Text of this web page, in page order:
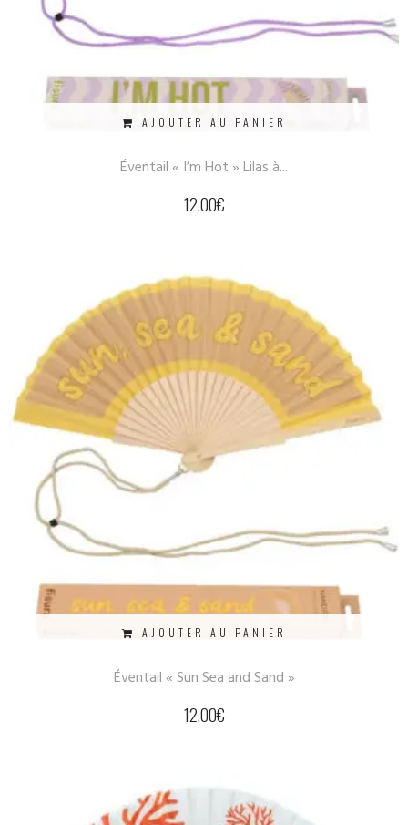
AJOUTER AU PANIER
Éventail « I’m Hot » Lilas à...
12.00€
AJOUTER AU PANIER
Éventail « Sun Sea and Sand »
12.00€